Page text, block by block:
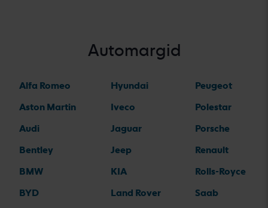
Automargid
Alfa Romeo
Aston Martin
Audi
Bentley
BMW
BYD
Hyundai
Iveco
Jaguar
Jeep
KIA
Land Rover
Peugeot
Polestar
Porsche
Renault
Rolls-Royce
Saab